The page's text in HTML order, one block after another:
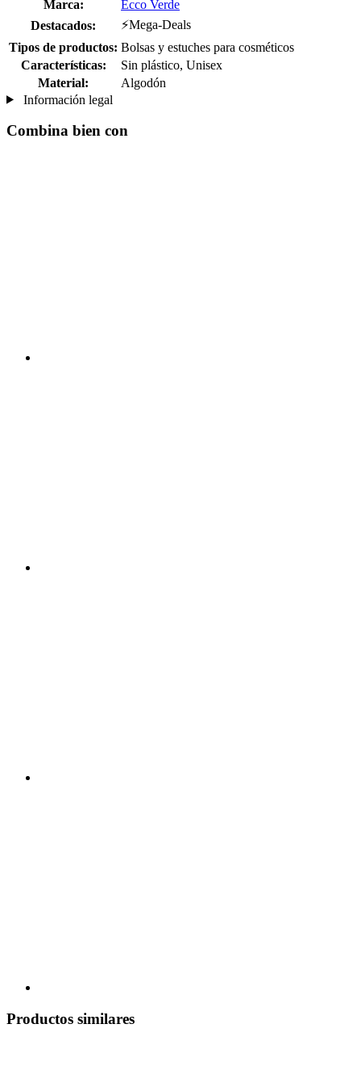
Marca:
Ecco Verde
Destacados:
⚡Mega-Deals
Tipos de productos: Bolsas y estuches para cosméticos
Características:
Sin plástico, Unisex
Material:
Algodón
Información legal
Combina bien con
Productos similares